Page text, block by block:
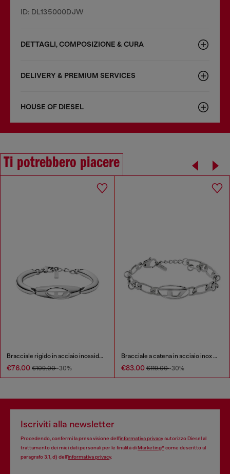
ID: DL135000DJW
DETTAGLI, COMPOSIZIONE & CURA
DELIVERY & PREMIUM SERVICES
HOUSE OF DIESEL
Ti potrebbero piacere
Bracciale rigido in acciaio inossidabile
€76.00 €109.00-30%
Bracciale a catena in acciaio inox e ottone
€83.00 €119.00-30%
Iscriviti alla newsletter
Procedendo, confermi la presa visione dell’informativa privacyautorizzo Diesel al
trattamento dei miei dati personali per le finalità diMarketing*come descritto al
paragrafo 3.1, d) dell’informativa privacy.